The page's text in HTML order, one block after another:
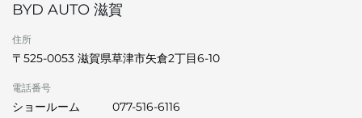
BYD AUTO 滋賀
住所
〒525-0053 滋賀県草津市矢倉2丁目6-10
電話番号
ショールーム
077-516-6116